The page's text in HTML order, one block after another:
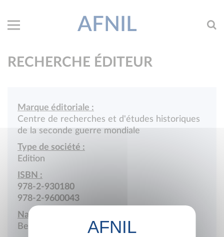
AFNIL
RECHERCHE ÉDITEUR
Marque éditoriale :
Centre de recherches et d'études historiques
de la seconde guerre mondiale
Type de société :
Edition
ISBN :
978-2-930180
978-2-9600043
Nationalité :
Belgique